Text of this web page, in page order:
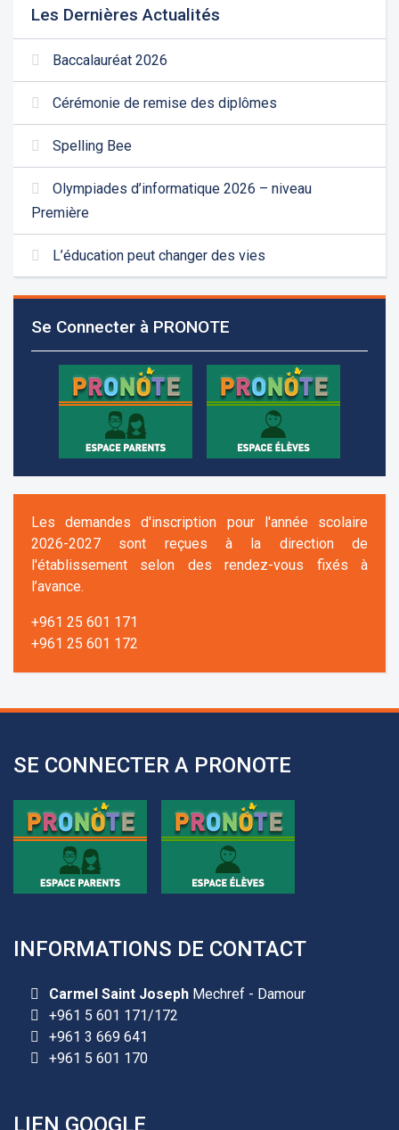
Les Dernières Actualités
Baccalauréat 2026
Cérémonie de remise des diplômes
Spelling Bee
Olympiades d’informatique 2026 – niveau
Première
L’éducation peut changer des vies
Se Connecter à PRONOTE
Les demandes d'inscription pour l'année scolaire
2026-2027 sont reçues à la direction de
l'établissement selon des rendez-vous fixés à
l’avance.
+961 25 601 171
+961 25 601 172
SE CONNECTER A PRONOTE
INFORMATIONS DE CONTACT
Carmel Saint Joseph Mechref - Damour
+961 5 601 171/172
+961 3 669 641
+961 5 601 170
LIEN GOOGLE